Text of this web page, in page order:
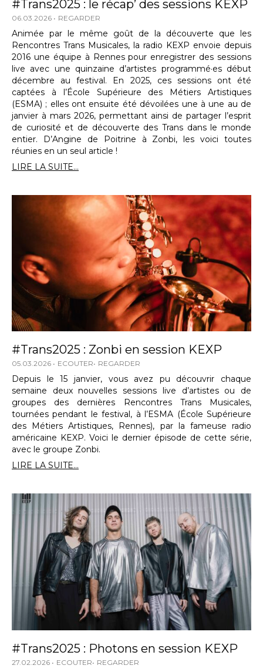
#Trans2025 : le récap’ des sessions KEXP
06.03.2026 REGARDER
Animée par le même goût de la découverte que les
Rencontres Trans Musicales, la radio KEXP envoie depuis
2016 une équipe à Rennes pour enregistrer des sessions
live avec une quinzaine d’artistes programmé·es début
décembre au festival. En 2025, ces sessions ont été
captées à l’École Supérieure des Métiers Artistiques
(ESMA) ; elles ont ensuite été dévoilées une à une au de
janvier à mars 2026, permettant ainsi de partager l’esprit
de curiosité et de découverte des Trans dans le monde
entier. D’Angine de Poitrine à Zonbi, les voici toutes
réunies en un seul article !
LIRE LA SUITE...
#Trans2025 : Zonbi en session KEXP
05.03.2026 ECOUTER REGARDER
Depuis le 15 janvier, vous avez pu découvrir chaque
semaine deux nouvelles sessions live d’artistes ou de
groupes des dernières Rencontres Trans Musicales,
tournées pendant le festival, à l’ESMA (École Supérieure
des Métiers Artistiques, Rennes), par la fameuse radio
américaine KEXP. Voici le dernier épisode de cette série,
avec le groupe Zonbi.
LIRE LA SUITE...
#Trans2025 : Photons en session KEXP
27.02.2026 ECOUTER REGARDER